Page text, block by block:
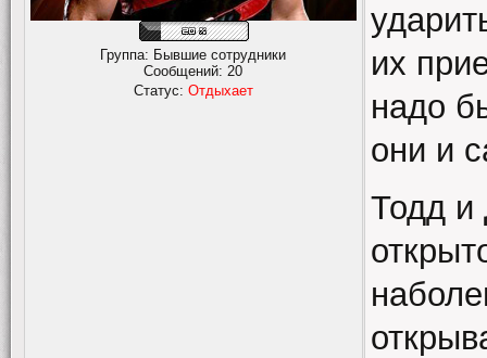
Группа: Бывшие сотрудники
Сообщений:20
Статус: Отдыхает
их
надо
они и
Тодд и